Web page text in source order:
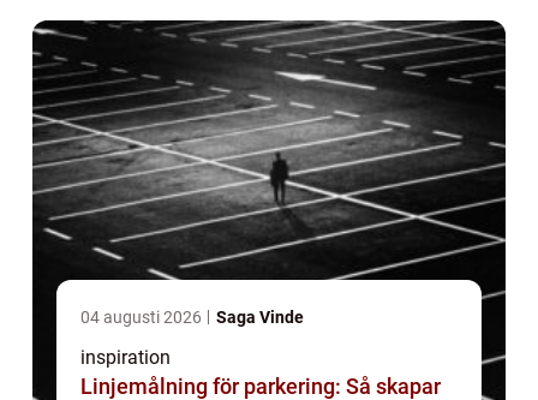
04 augusti 2026 Saga Vinde
inspiration
Linjemålning för parkering: Så skapar